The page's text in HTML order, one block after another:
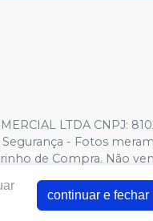
LTDA CNPJ:
- Fotos
de Compra. Não
continuar e fechar